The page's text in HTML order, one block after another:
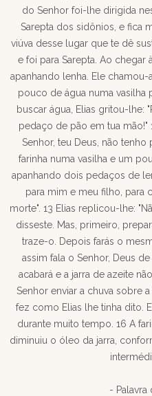
do Senhor foi-lhe dirigida
Sarepta dos sidônios, e fica
viúva desse lugar que te dê
e foi para Sarepta. Ao chegar
apanhando lenha. Ele
pouco de água numa vasilha
buscar água, Elias gritou-lhe:
pedaço de pão em tua mão!"
Senhor, teu Deus, não
farinha numa vasilha e um
apanhando dois pedaços de
para mim e meu filho, para
morte". 13 Elias replicou-lhe:
disseste. Mas, primeiro,
traze-o. Depois farás o
assim fala o Senhor, Deus
acabará e a jarra de azeite
Senhor enviar a chuva sobre
fez como Elias lhe tinha dito.
durante muito tempo. 16 A
diminuiu o óleo da jarra,
- Palavra